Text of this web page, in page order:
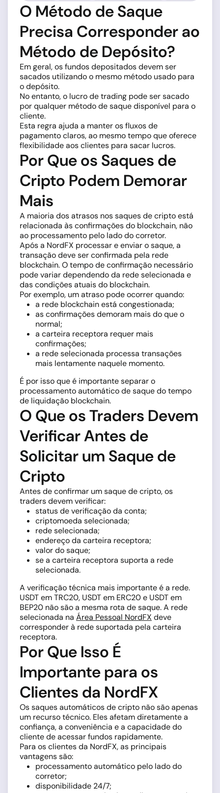
O Método de Saque
Precisa Corresponder ao
Método de Depósito?
Em geral, os fundos depositados devem ser
sacados utilizando o mesmo método usado para
o depósito.
No entanto, o lucro de trading pode ser sacado
por qualquer método de saque disponível para o
cliente.
Esta regra ajuda a manter os fluxos de
pagamento claros, ao mesmo tempo que oferece
flexibilidade aos clientes para sacar lucros.
Por Que os Saques de
Cripto Podem Demorar
Mais
A maioria dos atrasos nos saques de cripto está
relacionada às confirmações do blockchain, não
ao processamento pelo lado do corretor.
Após a NordFX processar e enviar o saque, a
transação deve ser confirmada pela rede
blockchain. O tempo de confirmação necessário
pode variar dependendo da rede selecionada e
das condições atuais do blockchain.
Por exemplo, um atraso pode ocorrer quando:
a rede blockchain está congestionada;
as confirmações demoram mais do que o
normal;
a carteira receptora requer mais
confirmações;
a rede selecionada processa transações
mais lentamente naquele momento.
É por isso que é importante separar o
processamento automático de saque do tempo
de liquidação blockchain.
O Que os Traders Devem
Verificar Antes de
Solicitar um Saque de
Cripto
Antes de confirmar um saque de cripto, os
traders devem verificar:
status de verificação da conta;
criptomoeda selecionada;
rede selecionada;
endereço da carteira receptora;
valor do saque;
se a carteira receptora suporta a rede
selecionada.
A verificação técnica mais importante é a rede.
USDT em TRC20, USDT em ERC20 e USDT em
BEP20 não são a mesma rota de saque. A rede
selecionada na Área Pessoal NordFX deve
corresponder à rede suportada pela carteira
receptora.
Por Que Isso É
Importante para os
Clientes da NordFX
Os saques automáticos de cripto não são apenas
um recurso técnico. Eles afetam diretamente a
confiança, a conveniência e a capacidade do
cliente de acessar fundos rapidamente.
Para os clientes da NordFX, as principais
vantagens são:
processamento automático pelo lado do
corretor;
disponibilidade 24/7;